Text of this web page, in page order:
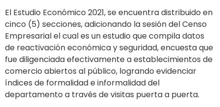
El Estudio Económico 2021, se encuentra distribuido en
cinco (5) secciones, adicionando la sesión del Censo
Empresarial el cual es un estudio que compila datos
de reactivación económica y seguridad, encuesta que
fue diligenciada efectivamente a establecimientos de
comercio abiertos al público, logrando evidenciar
índices de formalidad e informalidad del
departamento a través de visitas puerta a puerta.